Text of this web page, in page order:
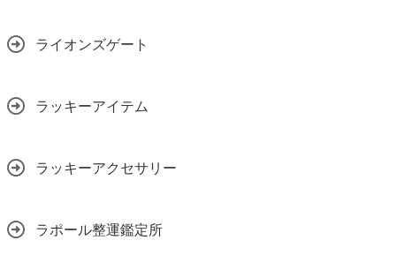
ライオンズゲート
ラッキーアイテム
ラッキーアクセサリー
ラポール整運鑑定所